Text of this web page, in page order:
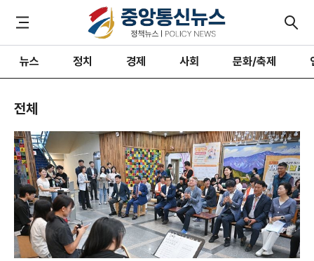
뉴스 정치 경제 사회 문화/축제
전체